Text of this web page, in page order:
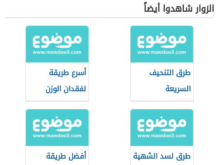
الزوار شاهدوا أيضاً
طرق التنحيف
السريعة
أسرع طريقة
لفقدان الوزن
طرق لسد الشهية
أفضل طريقة